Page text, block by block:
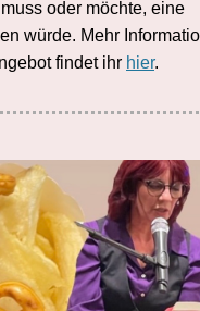
oder möchte, eine
würde. Mehr
findet ihr hier.